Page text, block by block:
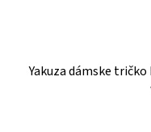
Yakuza dámske tričko